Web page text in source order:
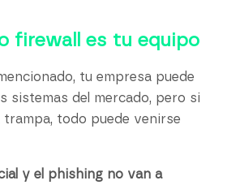
firewall es tu equipo
tu empresa puede
sistemas del mercado, pero si
trampa, todo puede venirse
y el phishing no van a